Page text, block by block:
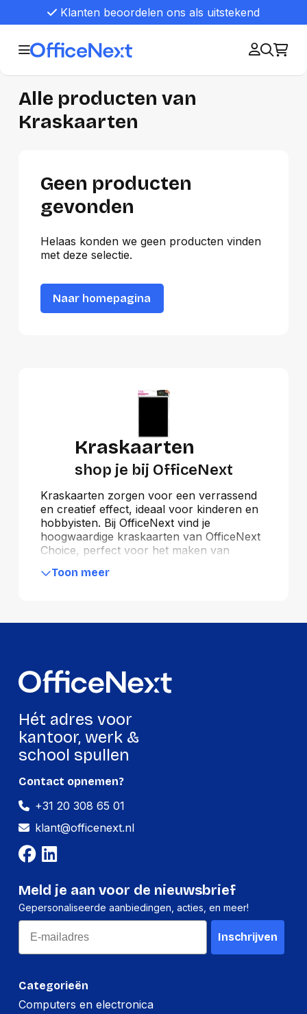
Klanten beoordelen ons als uitstekend
Alle producten van
Kraskaarten
Geen producten
gevonden
Helaas konden we geen producten vinden
met deze selectie.
Naar homepagina
Kraskaarten
shop je bij OfficeNext
Kraskaarten zorgen voor een verrassend
en creatief effect, ideaal voor kinderen en
hobbyisten. Bij OfficeNext vind je
hoogwaardige kraskaarten van OfficeNext
Choice, perfect voor het maken van
weg en onthul kleurrijke patronen en
Toon meer
Hét adres voor
kantoor, werk &
school spullen
Categorieën
Computers en electronica
Contact opnemen?
+31 20 308 65 01
klant@officenext.nl
Meld je aan voor de nieuwsbrief
Gepersonaliseerde aanbiedingen, acties, en meer!
Email
Inschrijven